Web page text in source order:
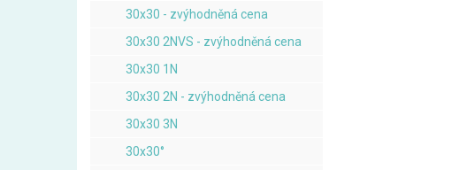
30x30 - zvýhodněná cena
30x30 2NVS - zvýhodněná cena
30x30 1N
30x30 2N - zvýhodněná cena
30x30 3N
30x30°